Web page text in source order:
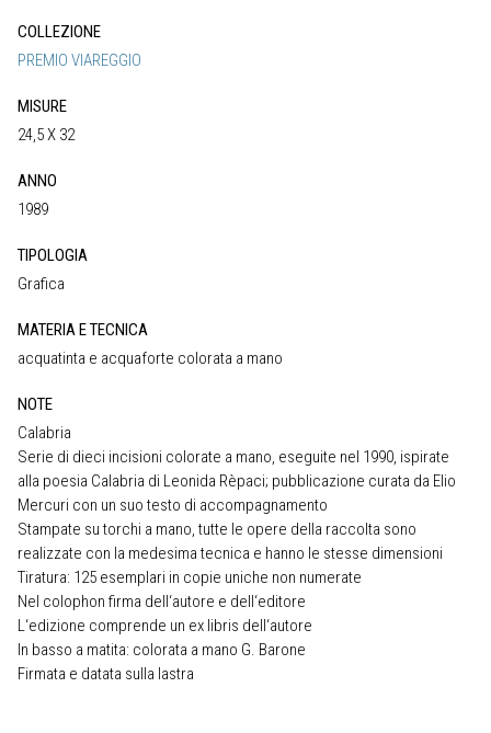
COLLEZIONE
PREMIO VIAREGGIO
MISURE
24,5 X 32
ANNO
1989
TIPOLOGIA
Grafica
MATERIA E TECNICA
acquatinta e acquaforte colorata a mano
NOTE
Calabria
Serie di dieci incisioni colorate a mano, eseguite nel 1990, ispirate
alla poesia Calabria di Leonida Rèpaci; pubblicazione curata da Elio
Mercuri con un suo testo di accompagnamento
Stampate su torchi a mano, tutte le opere della raccolta sono
realizzate con la medesima tecnica e hanno le stesse dimensioni
Tiratura: 125 esemplari in copie uniche non numerate
Nel colophon firma dell‘autore e dell‘editore
L‘edizione comprende un ex libris dell‘autore
In basso a matita: colorata a mano G. Barone
Firmata e datata sulla lastra